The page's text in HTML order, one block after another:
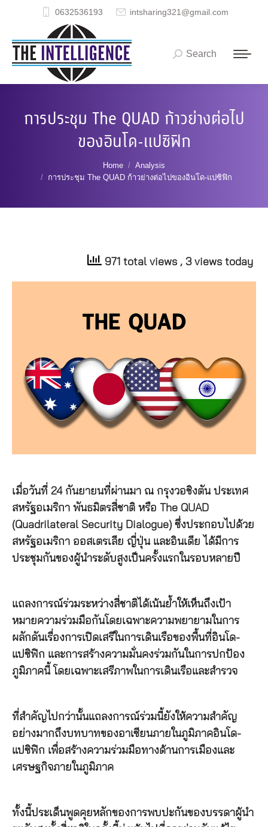
0632536193 intsharing321@gmail.com
Search:
Search
การประชุม The QUAD ก้าวย่างต่อไป
ของอินโด-แปซิฟิก
Home
Analysis
การประชุม The QUAD ก้าวย่างต่อไปของอินโด-แปซิฟิก
971 total views , 3 views today
เมื่อวันที่ 24 กันยายนที่ผ่านมา ณ กรุงวอชิงตัน ประเทศ
สหรัฐอเมริกา พันธมิตรสี่ชาติ หรือ The QUAD
(Quadrilateral Security Dialogue) ซึ่งประกอบไปด้วย
สหรัฐอเมริกา ออสเตรเลีย ญี่ปุ่น และอินเดีย ได้มีการ
ประชุมกันของผู้นำระดับสูงเป็นครั้งแรกในรอบหลายปี
แถลงการณ์ร่วมระหว่างสี่ชาติได้เน้นย้ำให้เห็นถึงเป้า
หมายความร่วมมือกันโดยเฉพาะความพยายามในการ
ผลักดันเรื่องการเปิดเสรีในการเดินเรือของพื้นที่อินโด-
แปซิฟิก และการสร้างความมั่นคงร่วมกันในการปกป้อง
ภูมิภาคนี้ โดยเฉพาะเสรีภาพในการเดินเรือและสำรวจ
ที่สำคัญไปกว่านั้นแถลงการณ์ร่วมนี้ยังให้ความสำคัญ
อย่างมากถึงบทบาทของอาเซียนภายในภูมิภาคอินโด-
แปซิฟิก เพื่อสร้างความร่วมมือทางด้านการเมืองและ
เศรษฐกิจภายในภูมิภาค
ทั้งนี้ประเด็นพูดคุยหลักของการพบปะกันของบรรดาผู้นำ